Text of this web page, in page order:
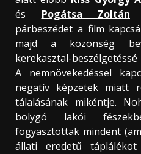
és Pogátsa Zoltán
párbeszédet a film
majd a közönség
kerekasztal-
A nemnövekedéssel
negatív képzetek miatt
tálalásának mikéntje.
bolygó lakói
fogyasztottak mindent
állati eredetű